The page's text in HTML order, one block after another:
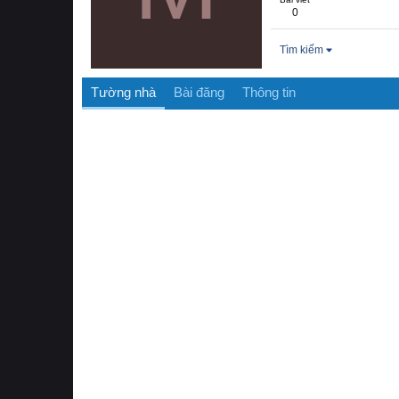
0
Tìm kiếm
Tường nhà Bài đăng Thông tin